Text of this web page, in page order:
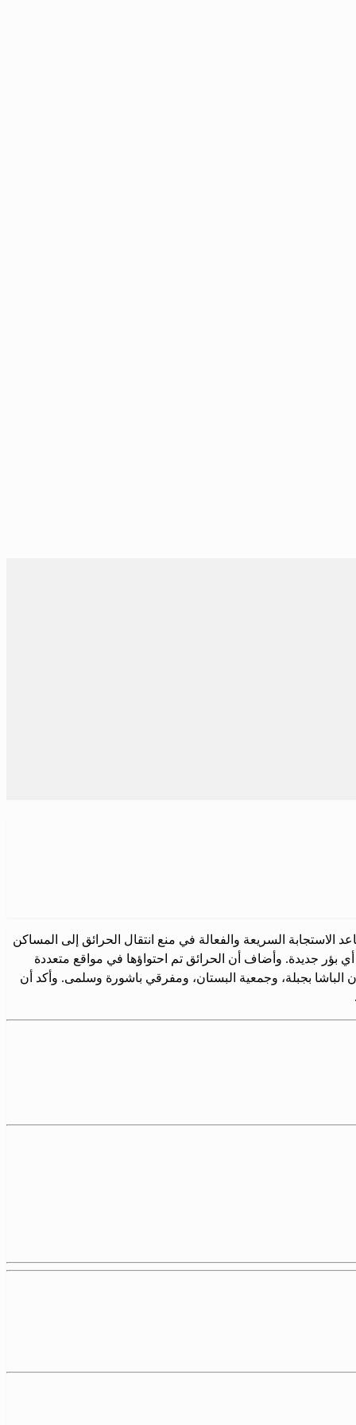
السريعة والفعالة في منع انتقال الحرائق إلى المساكن
بؤر جديدة. وأضاف أن الحرائق تم احتواؤها في مواقع متعددة
بجبلة، وجمعية البستان، ومفرقي باشورة وسلمى. وأكد أن